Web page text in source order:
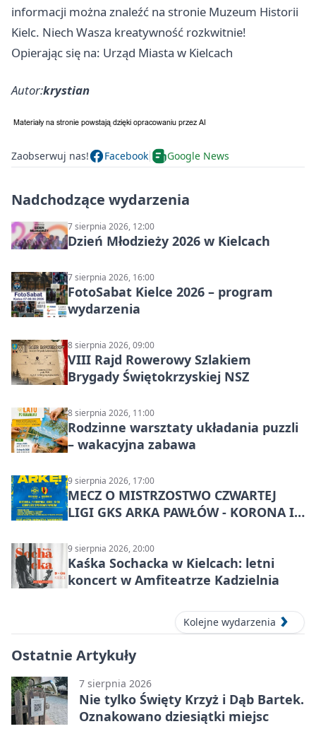
informacji można znaleźć na stronie Muzeum Historii
Kielc. Niech Wasza kreatywność rozkwitnie!
Opierając się na: Urząd Miasta w Kielcach
Autor:krystian
Zaobserwuj nas! Facebook Google News
Nadchodzące wydarzenia
7 sierpnia 2026, 12:00
Dzień Młodzieży 2026 w Kielcach
7 sierpnia 2026, 16:00
FotoSabat Kielce 2026 – program
wydarzenia
8 sierpnia 2026, 09:00
VIII Rajd Rowerowy Szlakiem
Brygady Świętokrzyskiej NSZ
8 sierpnia 2026, 11:00
Rodzinne warsztaty układania puzzli
– wakacyjna zabawa
9 sierpnia 2026, 17:00
MECZ O MISTRZOSTWO CZWARTEJ
LIGI GKS ARKA PAWŁÓW - KORONA III
9 sierpnia 2026, 20:00
Kaśka Sochacka w Kielcach: letni
koncert w Amfiteatrze Kadzielnia
Kolejne wydarzenia
Ostatnie Artykuły
7 sierpnia 2026
Nie tylko Święty Krzyż i Dąb Bartek.
Oznakowano dziesiątki miejsc